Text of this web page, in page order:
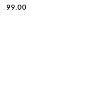
Cena:
Cena:
99.00